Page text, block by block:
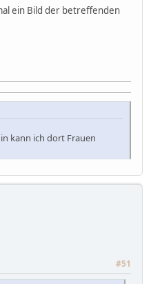
ein Bild der betreffenden
kann ich dort Frauen
#51